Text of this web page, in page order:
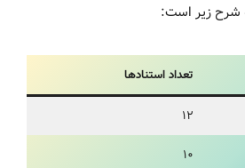
شرح زیر است:
تعداد استنادها
۱۲
۱۰